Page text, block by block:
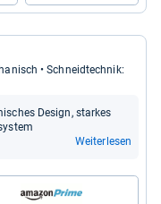
• Schneid­tech­nik:
Design, star­kes
Weiterlesen